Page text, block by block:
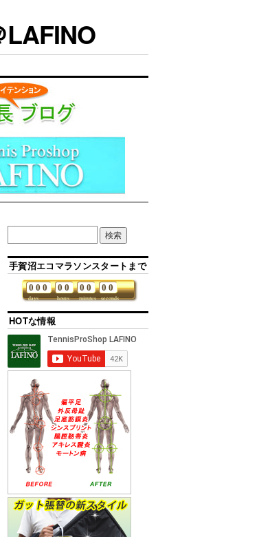
手賀沼エコマラソンスタートまで
days
0 0 0
hours
0 0
minutes
0 0
seconds
0 0
HOTな情報